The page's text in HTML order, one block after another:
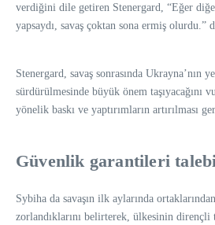
verdiğini dile getiren Stenergard, “Eğer
yapsaydı, savaş çoktan sona ermiş olurdu.”
Stenergard, savaş sonrasında Ukrayna’nın
sürdürülmesinde büyük önem taşıyacağını
yönelik baskı ve yaptırımların artırılması
Güvenlik garantileri talebi
Sybiha da savaşın ilk aylarında
zorlandıklarını belirterek, ülkesinin